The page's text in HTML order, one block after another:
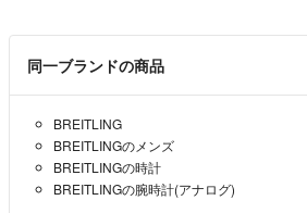
同一ブランドの商品
BREITLING
BREITLINGのメンズ
BREITLINGの時計
BREITLINGの腕時計(アナログ)